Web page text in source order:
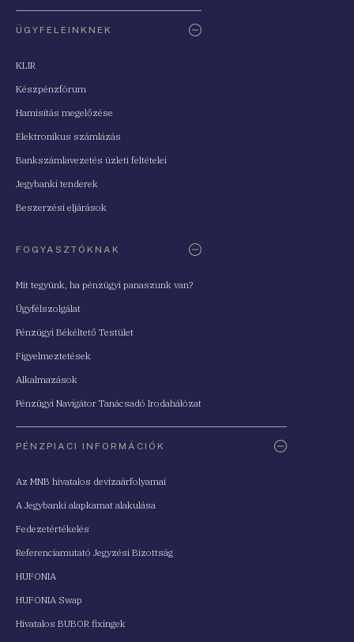
ÜGYFELEINKNEK
KLIR
Készpénzfórum
Hamisítás megelőzése
Elektronikus számlázás
Bankszámlavezetés üzleti feltételei
Jegybanki tenderek
Beszerzési eljárások
FOGYASZTÓKNAK
Mit tegyünk, ha pénzügyi panaszunk van?
Ügyfélszolgálat
Pénzügyi Békéltető Testület
Figyelmeztetések
Alkalmazások
Pénzügyi Navigátor Tanácsadó Irodahálózat
PÉNZPIACI INFORMÁCIÓK
Az MNB hivatalos devizaárfolyamai
A Jegybanki alapkamat alakulása
Fedezetértékelés
Referenciamutató Jegyzési Bizottság
HUFONIA
HUFONIA Swap
Hivatalos BUBOR fixingek